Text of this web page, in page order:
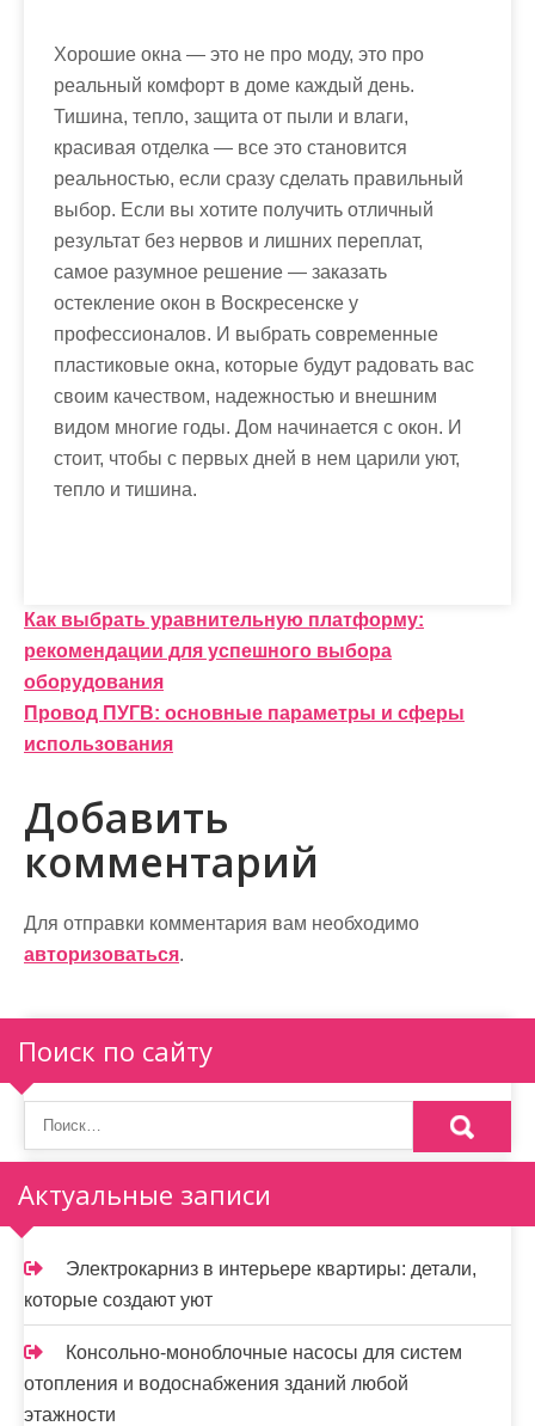
Хорошие окна — это не про моду, это про
реальный комфорт в доме каждый день.
Тишина, тепло, защита от пыли и влаги,
красивая отделка — все это становится
реальностью, если сразу сделать правильный
выбор. Если вы хотите получить отличный
результат без нервов и лишних переплат,
самое разумное решение — заказать
остекление окон в Воскресенске у
профессионалов. И выбрать современные
пластиковые окна, которые будут радовать вас
своим качеством, надежностью и внешним
видом многие годы. Дом начинается с окон. И
стоит, чтобы с первых дней в нем царили уют,
тепло и тишина.
Н
а
в
и
г
а
ц
и
я
п
о
з
а
п
и
с
я
м
Как выбрать уравнительную платформу:
рекомендации для успешного выбора
оборудования
Провод ПУГВ: основные параметры и сферы
использования
Добавить
комментарий
Для отправки комментария вам необходимо
авторизоваться.
Поиск по сайту
Актуальные записи
Электрокарниз в интерьере квартиры: детали,
которые создают уют
Консольно-моноблочные насосы для систем
отопления и водоснабжения зданий любой
этажности